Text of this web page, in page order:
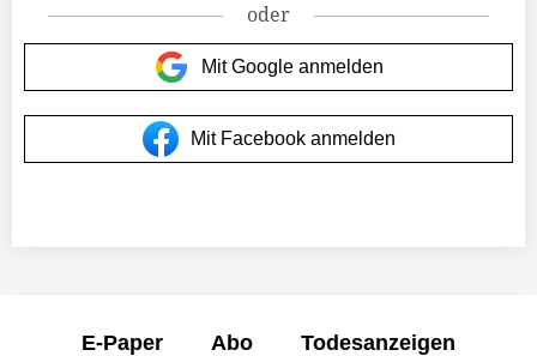
oder
Mit Google anmelden
Mit Facebook anmelden
E-Paper Abo Todesanzeigen